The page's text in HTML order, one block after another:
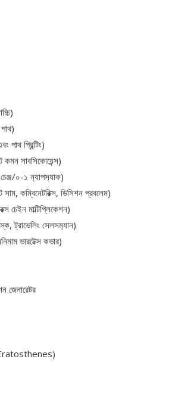
পাথ প্রিন্টিং)
কমন সাবসিকোয়েন্স)
০-১ ন‍্যাপস‍্যাক)
সাম, কম্বিনেটরিক্স, ডিসিশন প্রবলেম)
চেইন মাল্টিপ্লিকেশন)
ট্রাভেলিং সেলসম‍্যান)
ভারটেক্স কভার)
জেনারেটর
Eratosthenes)